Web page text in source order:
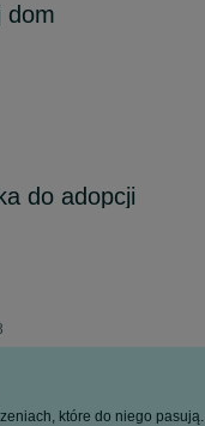
dom
do adopcji
które do niego pasują.